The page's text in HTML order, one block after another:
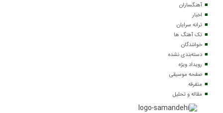
آهنگسازان
اخبار
ترانه سرایان
تک آهنگ ها
خوانندگان
دسته‌بندی نشده
رویداد ویژه
صفحه موسیقی
متفرقه
مقاله و تحلیل